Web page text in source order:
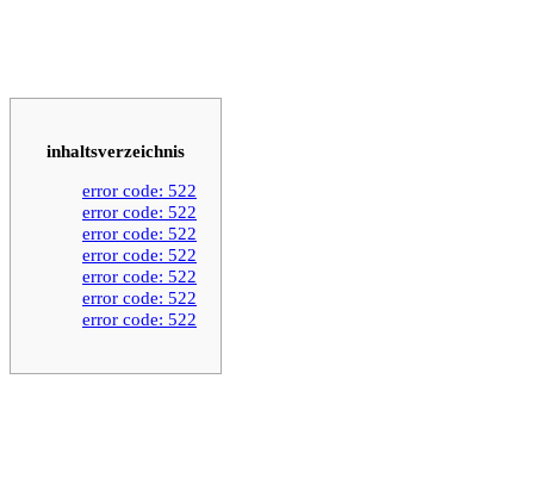
inhaltsverzeichnis
error code: 522
error code: 522
error code: 522
error code: 522
error code: 522
error code: 522
error code: 522